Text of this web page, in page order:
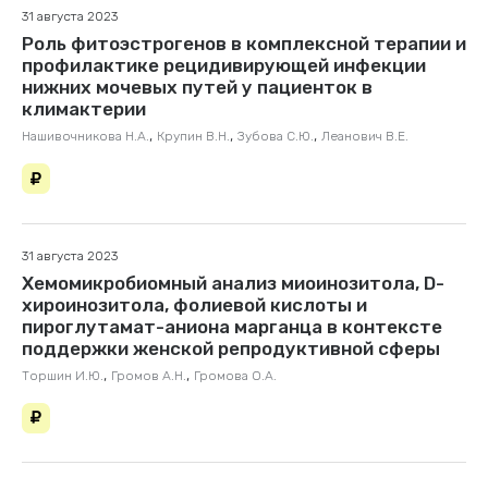
31 августа 2023
Роль фитоэстрогенов в комплексной терапии и
профилактике рецидивирующей инфекции
нижних мочевых путей у пациенток в
климактерии
Нашивочникова Н.А., Крупин В.Н., Зубова С.Ю., Леанович В.Е.
31 августа 2023
Хемомикробиомный анализ миоинозитола, D-
хироинозитола, фолиевой кислоты и
пироглутамат-аниона марганца в контексте
поддержки женской репродуктивной сферы
Торшин И.Ю. , Громов А.Н. , Громова О.А.